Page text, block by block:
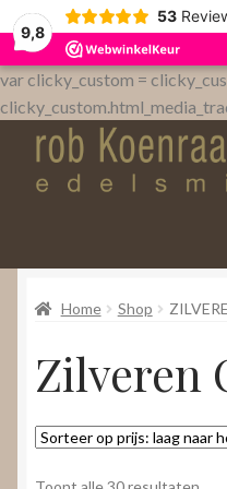
9,8
53
var clicky_custom =
Home
Over
Contact
Home Shop
Zilveren